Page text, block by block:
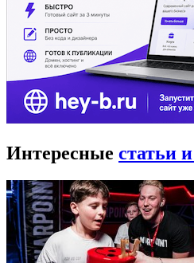
Интересные статьи